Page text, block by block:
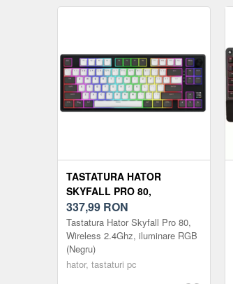
TASTATURA HATOR
SKYFALL PRO 80,
WIRELESS 2.4GHZ,
ILUMINARE RGB (NEGRU)
337,99 RON
Tastatura Hator Skyfall Pro 80,
Wireless 2.4Ghz, iluminare RGB
(Negru)
hator, tastaturi pc